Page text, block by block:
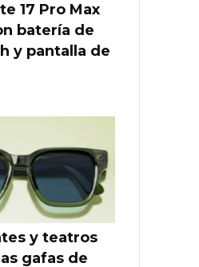
17 Pro Max
batería de
y pantalla de
y teatros
gafas de